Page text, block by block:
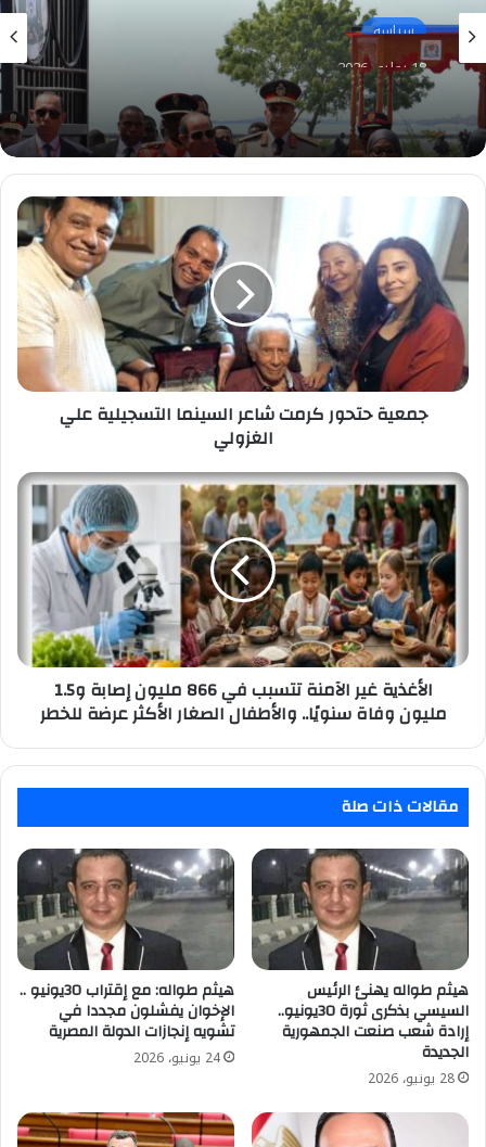
سياسه
18 يوليو، 2026
هيثم طواله: السيسي في دار السلام.. مصر تكتب
فصلا جديدا من القوة والتنمية في قلب افريقيا
جمعية
حتحور
كرمت
شاعر
السينما
التسجيلية
علي
الغزولي
جمعية حتحور كرمت شاعر السينما التسجيلية علي
الغزولي
الأغذية
غير
الآمنة
تتسبب
866
مليون
إصابة
و1.5
وفاة
والأطفال
الأكثر
عرضة
للخطر
الأغذية غير الآمنة تتسبب في 866 مليون إصابة و1.5
مليون وفاة سنويًا.. والأطفال الصغار الأكثر عرضة للخطر
مقالات ذات صلة
هيثم طواله يهنئ الرئيس
السيسي بذكرى ثورة 30يونيو..
إرادة شعب صنعت الجمهورية
الجديدة
28 يونيو، 2026
هيثم طواله: مع إقتراب 30يونيو ..
الإخوان يفشلون مجددا في
تشويه إنجازات الدولة المصرية
24 يونيو، 2026